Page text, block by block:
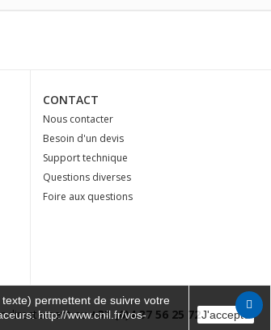
CONTACT
Nous contacter
Besoin d'un devis
Support technique
Questions diverses
Foire aux questions
directement au+33 (0)4 37 56 25 72
permettent de suivre votre
http://www.cnil.fr/vos-
J'accepte